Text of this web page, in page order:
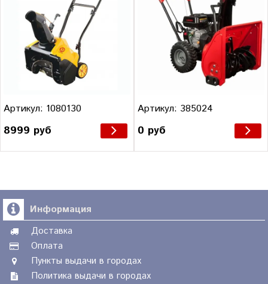
Артикул: 1080130
8999 руб
Артикул: 385024
0 руб
Информация
Доставка
Оплата
Пункты выдачи в городах
Политика выдачи в городах